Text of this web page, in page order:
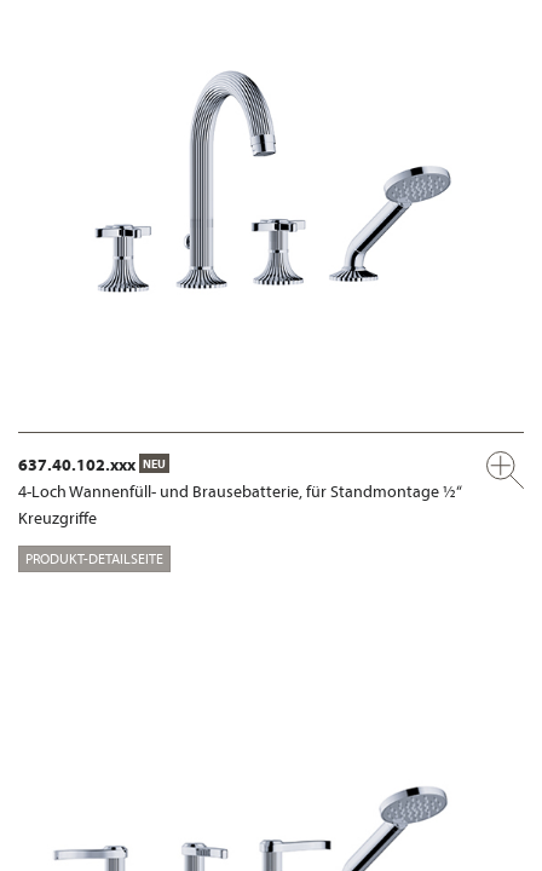
637.40.102.xxx NEU
4-Loch Wannenfüll- und Brausebatterie, für Standmontage ½“
Kreuzgriffe
PRODUKT-DETAILSEITE